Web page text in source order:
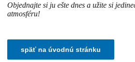
Objednajte si ju ešte dnes a užite si
atmosféru!